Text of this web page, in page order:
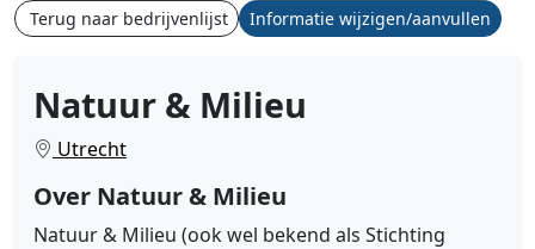
Terug naar bedrijvenlijst Informatie wijzigen/aanvullen
Natuur & Milieu
Utrecht
Over Natuur & Milieu
Natuur & Milieu (ook wel bekend als Stichting